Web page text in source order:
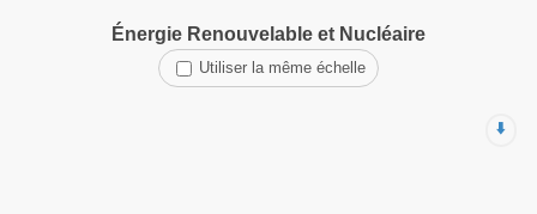
Énergie Renouvelable et Nucléaire
Utiliser la même échelle
⬇️